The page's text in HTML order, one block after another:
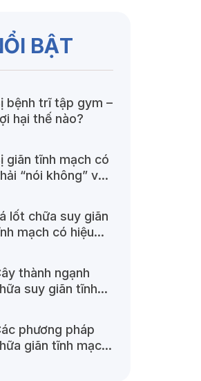
BẬT
bệnh trĩ tập gym –
hại thế nào?
giãn tĩnh mạch có
“nói không” với
lốt chữa suy giãn
mạch có hiệu
thành ngạnh
suy giãn tĩnh
phương pháp
giãn tĩnh mạch